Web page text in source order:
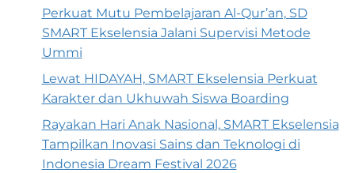
Perkuat Mutu Pembelajaran Al-Qur’an, SD
SMART Ekselensia Jalani Supervisi Metode
Ummi
Lewat HIDAYAH, SMART Ekselensia Perkuat
Karakter dan Ukhuwah Siswa Boarding
Rayakan Hari Anak Nasional, SMART Ekselensia
Tampilkan Inovasi Sains dan Teknologi di
Indonesia Dream Festival 2026